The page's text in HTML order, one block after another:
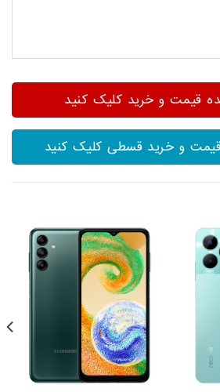
قیمت و خرید کلیک کنید
و خرید قسطی کلیک کنید